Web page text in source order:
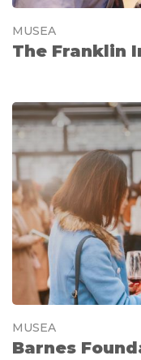
MUSEA
The Franklin
MUSEA
Barnes